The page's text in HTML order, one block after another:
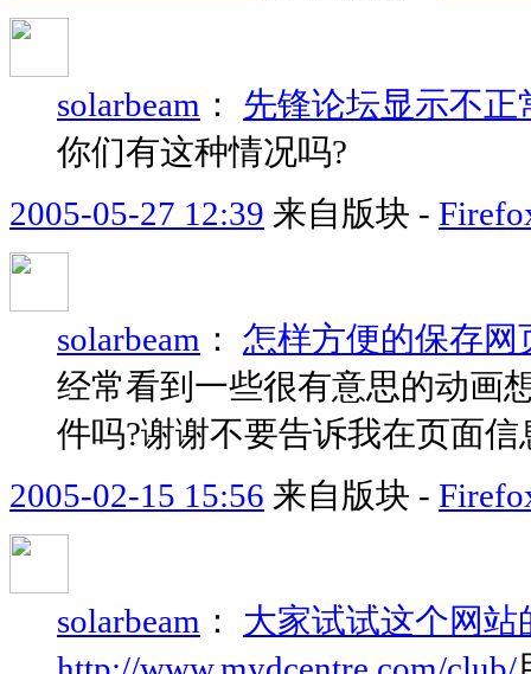
solarbeam ： 先锋论坛显示不正
你们有这种情况吗?
2005-05-27 12:39 来自版块 -
solarbeam ： 怎样方便的保存网
经常看到一些很有意思的动画
件吗?谢谢不要告诉我在页面
2005-02-15 15:56 来自版块 -
solarbeam ： 大家试试这个网